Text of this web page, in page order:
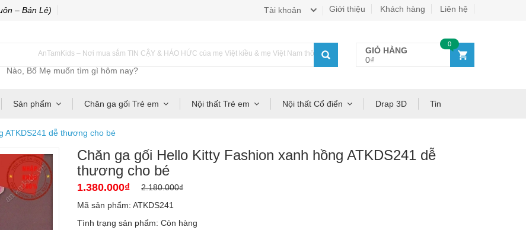
– Bán Lẻ) Giới thiệu Khách hàng Liên hệ
Tài khoản
AnTamKids – Nơi mua sắm TIN CẬY & HÁO HỨC của mẹ Việt kiều & mẹ Việt Nam thông thái!
GIỎ HÀNG
0₫
0
Sản phẩm Chăn ga gối Trẻ em Nội thất Trẻ em Nội thất Cổ điển Drap 3D Tin
ATKDS241 dễ thương cho bé
Chăn ga gối Hello Kitty Fashion xanh hồng ATKDS241 dễ
thương cho bé
1.380.000₫
2.180.000₫
Mã sản phẩm: ATKDS241
Tình trạng sản phẩm: Còn hàng